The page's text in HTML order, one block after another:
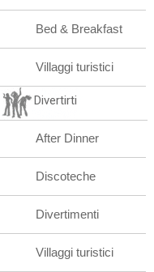
Bed & Breakfast
Villaggi turistici
Divertirti
After Dinner
Discoteche
Divertimenti
Villaggi turistici